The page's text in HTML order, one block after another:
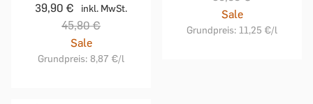
39,90 €
inkl. MwSt.
45,80 €
Sale
Grundpreis: 8,87 €/l
Sale
Grundpreis: 11,25 €/l